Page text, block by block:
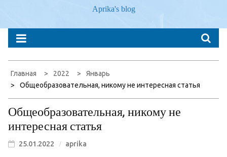
Aprika's blog
Главная 2022
Январь
Общеобразовательная, никому не интересная статья
Общеобразовательная, никому не
интересная статья
25.01.2022 aprika